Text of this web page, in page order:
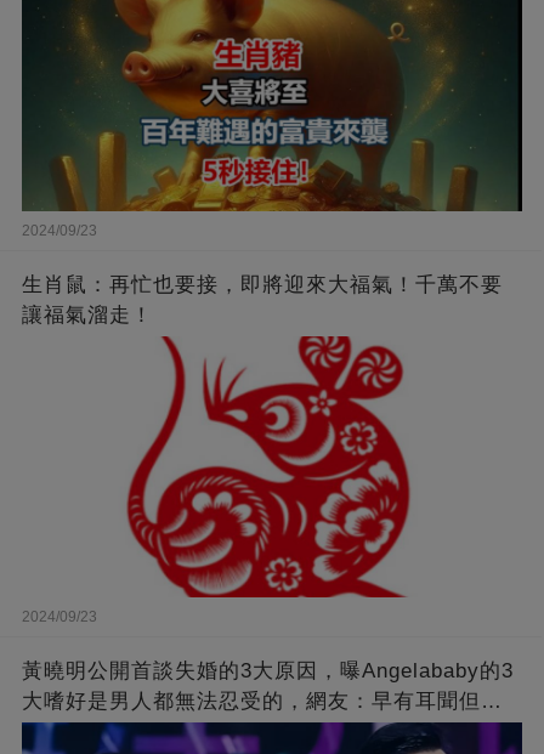
2024/09/23
生肖鼠：再忙也要接，即將迎來大福氣！千萬不要
讓福氣溜走！
2024/09/23
黃曉明公開首談失婚的3大原因，曝Angelababy的3
大嗜好是男人都無法忍受的，網友：早有耳聞但想
不到那麼嚴重！